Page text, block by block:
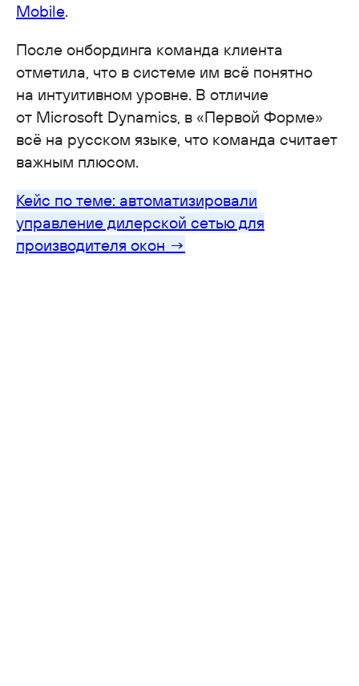
Mobile.
После онбординга команда клиента
отметила, что в системе им всё понятно
на интуитивном уровне. В отличие
от Microsoft Dynamics, в «Первой Форме»
всё на русском языке, что команда считает
важным плюсом.
Кейс по теме: автоматизировали
управление дилерской сетью для
производителя окон →